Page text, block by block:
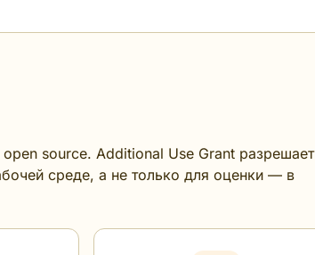
source. Additional Use Grant разрешает
среде, а не только для оценки — в